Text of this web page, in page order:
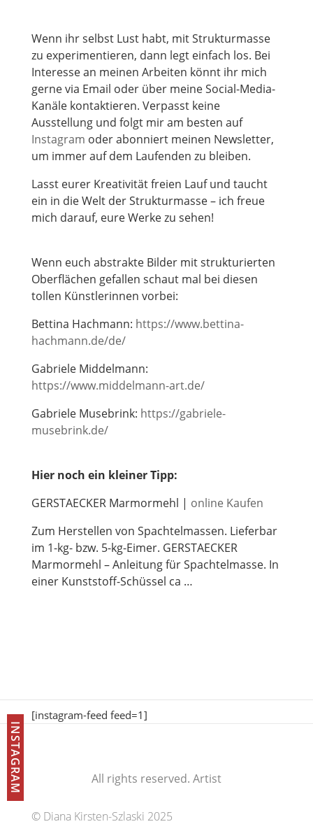
Wenn ihr selbst Lust habt, mit Strukturmasse
zu experimentieren, dann legt einfach los. Bei
Interesse an meinen Arbeiten könnt ihr mich
gerne via Email oder über meine Social-Media-
Kanäle kontaktieren. Verpasst keine
Ausstellung und folgt mir am besten auf
Instagram oder abonniert meinen Newsletter,
um immer auf dem Laufenden zu bleiben.
Lasst eurer Kreativität freien Lauf und taucht
ein in die Welt der Strukturmasse – ich freue
mich darauf, eure Werke zu sehen!
Wenn euch abstrakte Bilder mit strukturierten
Oberflächen gefallen schaut mal bei diesen
tollen Künstlerinnen vorbei:
Bettina Hachmann: https://www.bettina-
hachmann.de/de/
Gabriele Middelmann:
https://www.middelmann-art.de/
Gabriele Musebrink: https://gabriele-
musebrink.de/
Hier noch ein kleiner Tipp:
GERSTAECKER Marmormehl | online Kaufen
Zum Herstellen von Spachtelmassen. Lieferbar
im 1-kg- bzw. 5-kg-Eimer. GERSTAECKER
Marmormehl – Anleitung für Spachtelmasse. In
einer Kunststoff-Schüssel ca …
[instagram-feed feed=1]
INSTAGRAM All rights reserved. Artist
© Diana Kirsten-Szlaski 2025